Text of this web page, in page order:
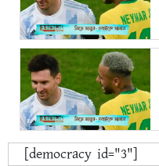
[democracy id="3"]